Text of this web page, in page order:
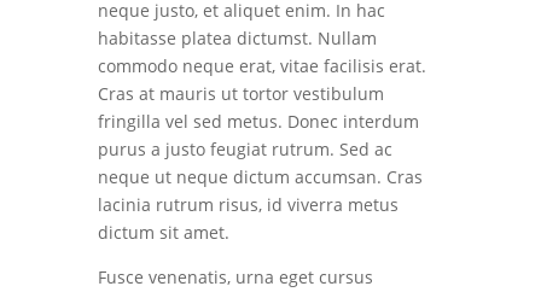
neque justo, et aliquet enim. In hac
habitasse platea dictumst. Nullam
commodo neque erat, vitae facilisis erat.
Cras at mauris ut tortor vestibulum
fringilla vel sed metus. Donec interdum
purus a justo feugiat rutrum. Sed ac
neque ut neque dictum accumsan. Cras
lacinia rutrum risus, id viverra metus
dictum sit amet.
Fusce venenatis, urna eget cursus